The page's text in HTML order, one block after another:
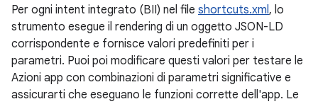
Per ogni intent integrato (BII) nel file shortcuts.xml, lo
strumento esegue il rendering di un oggetto JSON-LD
corrispondente e fornisce valori predefiniti per i
parametri. Puoi poi modificare questi valori per testare le
Azioni app con combinazioni di parametri significative e
assicurarti che eseguano le funzioni corrette dell'app. Le